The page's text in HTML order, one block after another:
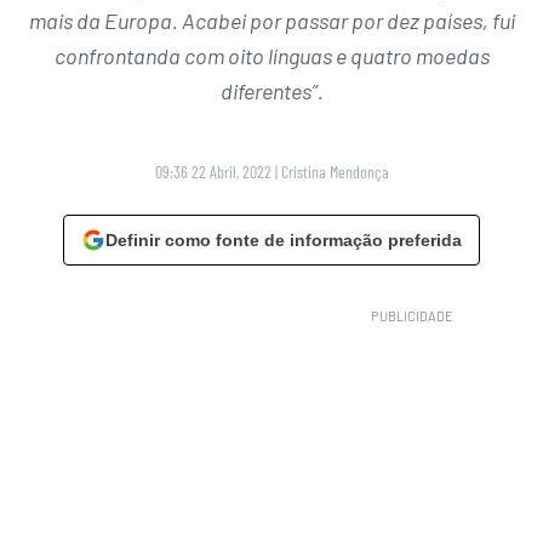
mais da Europa. Acabei por passar por dez países, fui
confrontanda com oito línguas e quatro moedas
diferentes”.
09:36 22 Abril, 2022 | Cristina Mendonça
Definir como fonte de informação preferida